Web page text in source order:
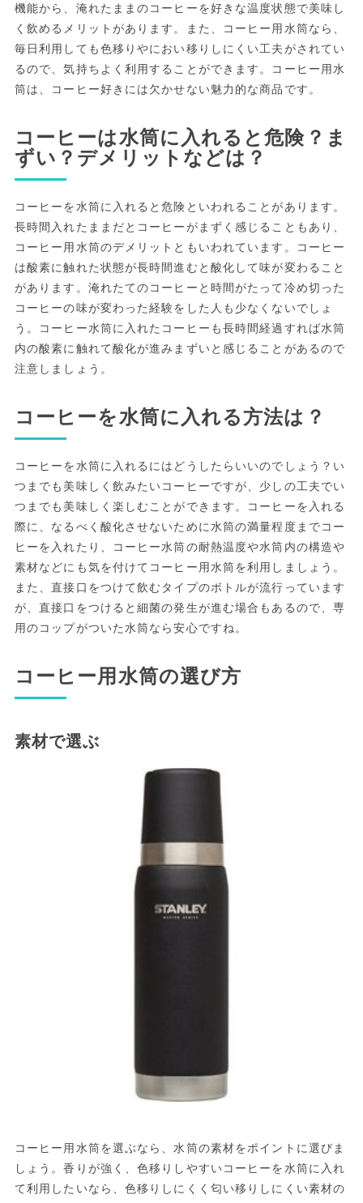
機能から、淹れたままのコーヒーを好きな温度状態で美味し
く飲めるメリットがあります。また、コーヒー用水筒なら、
毎日利用しても色移りやにおい移りしにくい工夫がされてい
るので、気持ちよく利用することができます。コーヒー用水
筒は、コーヒー好きには欠かせない魅力的な商品です。
コーヒーは水筒に入れると危険？ま
ずい？デメリットなどは？
コーヒーを水筒に入れると危険といわれることがあります。
長時間入れたままだとコーヒーがまずく感じることもあり、
コーヒー用水筒のデメリットともいわれています。コーヒー
は酸素に触れた状態が長時間進むと酸化して味が変わること
があります。淹れたてのコーヒーと時間がたって冷め切った
コーヒーの味が変わった経験をした人も少なくないでしょ
う。コーヒー水筒に入れたコーヒーも長時間経過すれば水筒
内の酸素に触れて酸化が進みまずいと感じることがあるので
注意しましょう。
コーヒーを水筒に入れる方法は？
コーヒーを水筒に入れるにはどうしたらいいのでしょう？い
つまでも美味しく飲みたいコーヒーですが、少しの工夫でい
つまでも美味しく楽しむことができます。コーヒーを入れる
際に、なるべく酸化させないために水筒の満量程度までコー
ヒーを入れたり、コーヒー水筒の耐熱温度や水筒内の構造や
素材などにも気を付けてコーヒー用水筒を利用しましょう。
また、直接口をつけて飲むタイプのボトルが流行っています
が、直接口をつけると細菌の発生が進む場合もあるので、専
用のコップがついた水筒なら安心ですね。
コーヒー用水筒の選び方
素材で選ぶ
コーヒー用水筒を選ぶなら、水筒の素材をポイントに選びま
しょう。香りが強く、色移りしやすいコーヒーを水筒に入れ
て利用したいなら、色移りしにくく匂い移りしにくい素材の